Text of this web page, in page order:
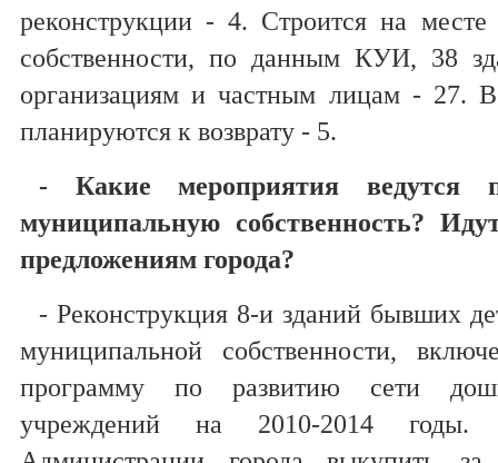
реконструкции - 4. Строится на
собственности, по данным КУИ, 38
организациям и частным лицам - 27.
планируются к возврату - 5.
- Какие мероприятия ведутся
муниципальную собственность?
предложениям города?
- Реконструкция 8-и зданий бывших
муниципальной собственности,
программу по развитию сети
учреждений на 2010-2014 годы.